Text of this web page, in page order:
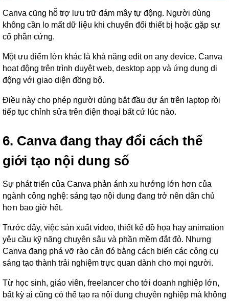
Canva cũng hỗ trợ lưu trữ đám mây tự động. Người dùng
không cần lo mất dữ liệu khi chuyển đổi thiết bị hoặc gặp sự
cố phần cứng.
Một ưu điểm lớn khác là khả năng edit on any device. Canva
hoạt động trên trình duyệt web, desktop app và ứng dụng di
động với giao diện đồng bộ.
Điều này cho phép người dùng bắt đầu dự án trên laptop rồi
tiếp tục chỉnh sửa trên điện thoại bất cứ lúc nào.
6. Canva đang thay đổi cách thế
giới tạo nội dung số
Sự phát triển của Canva phản ánh xu hướng lớn hơn của
ngành công nghệ: sáng tạo nội dung đang trở nên dân chủ
hơn bao giờ hết.
Trước đây, việc sản xuất video, thiết kế đồ họa hay animation
yêu cầu kỹ năng chuyên sâu và phần mềm đắt đỏ. Nhưng
Canva đang phá vỡ rào cản đó bằng cách biến các công cụ
sáng tạo thành trải nghiệm trực quan dành cho mọi người.
Từ học sinh, giáo viên, freelancer cho tới doanh nghiệp lớn,
bất kỳ ai cũng có thể tạo ra nội dung chuyên nghiệp mà không